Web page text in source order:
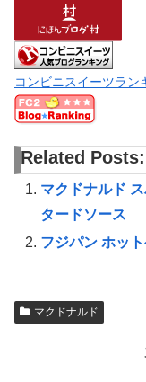
コンビニスイーツラン
Related Posts:
マクドナルド
タードソース
フジパン ホッ
マクドナルド